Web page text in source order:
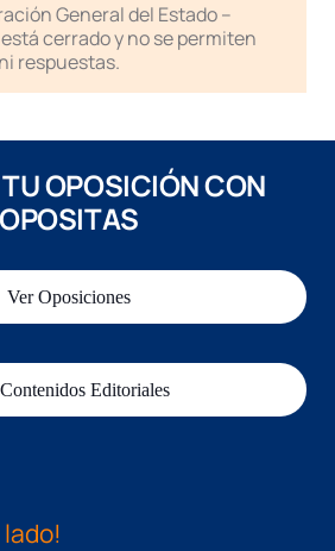
General del Estado –
cerrado y no se permiten
respuestas.
OPOSICIÓN CON
OPOSITAS
Ver Oposiciones
Editoriales